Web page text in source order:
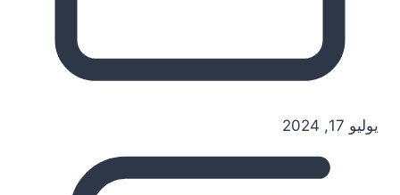
يوليو 17, 2024